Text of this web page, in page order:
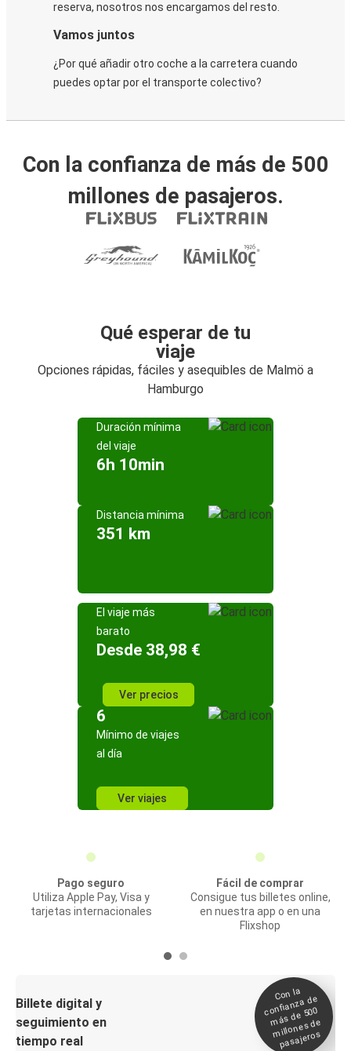
reserva, nosotros nos encargamos del resto.
Vamos juntos
¿Por qué añadir otro coche a la carretera cuando
puedes optar por el transporte colectivo?
Con la confianza de más de 500
millones de pasajeros.
Qué esperar de tu
viaje
Opciones rápidas, fáciles y asequibles de Malmö a
Hamburgo
Duración mínima
del viaje
6h 10min
Distancia mínima
351 km
El viaje más
barato
Desde 38,98 €
Ver precios
6
Mínimo de viajes
al día
Ver viajes
Pago seguro
Utiliza Apple Pay, Visa y
tarjetas internacionales
Fácil de comprar
Consigue tus billetes online,
en nuestra app o en una
Flixshop
Billete digital y
seguimiento en
tiempo real
Con la
confianza de
más de 500
millones de
pasajeros